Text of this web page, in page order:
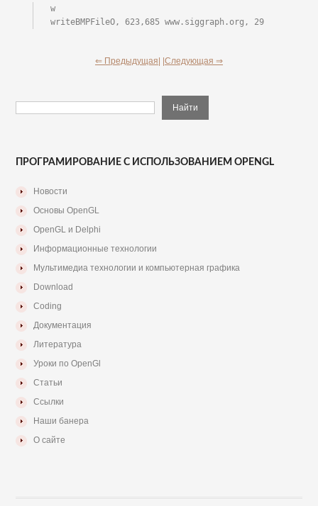
w
writeBMPFileO, 623,685 www.siggraph.org, 29
⇐ Предыдущая| |Следующая ⇒
ПРОГРАМИРОВАНИЕ С ИСПОЛЬЗОВАНИЕМ OPENGL
Новости
Основы OpenGL
OpenGL и Delphi
Информационные технологии
Мультимедиа технологии и компьютерная графика
Download
Coding
Документация
Литература
Уроки по OpenGl
Статьи
Ссылки
Наши банера
О сайте